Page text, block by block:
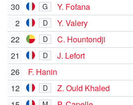
30 G
Y. Fofana
2
D Y. Valery
22 D C. Hountondji
21 D J. Lefort
26
F. Hanin
12
D Z. Ould Khaled